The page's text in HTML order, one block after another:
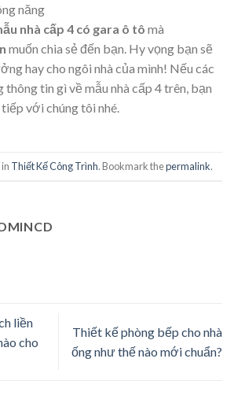
năng
nhà cấp 4 có gara ô tô mà
muốn chia sẻ đến bạn. Hy vọng bạn sẽ
hay cho ngôi nhà của mình! Nếu các
thông tin gì về mẫu nhà cấp 4 trên, bạn
với chúng tôi nhé.
Thiết Kế Công Trình. Bookmark thepermalink.
liền
cho
Thiết kế phòng bếp cho nhà
ống như thế nào mới chuẩn?